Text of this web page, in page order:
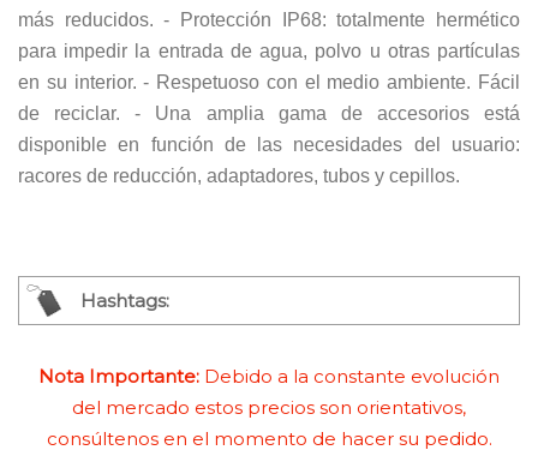
más reducidos. - Protección IP68: totalmente hermético
para impedir la entrada de agua, polvo u otras partículas
en su interior. - Respetuoso con el medio ambiente. Fácil
de reciclar. - Una amplia gama de accesorios está
disponible en función de las necesidades del usuario:
racores de reducción, adaptadores, tubos y cepillos.
Hashtags:
Nota Importante: Debido a la constante evolución
del mercado estos precios son orientativos,
consúltenos en el momento de hacer su pedido.